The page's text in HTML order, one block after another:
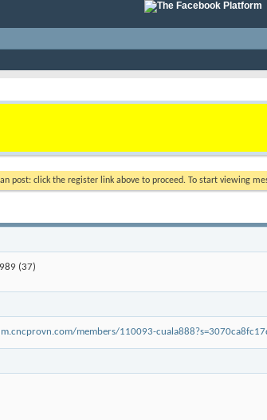
post: click the register link above to proceed. To start viewing
(37)
members/110093-